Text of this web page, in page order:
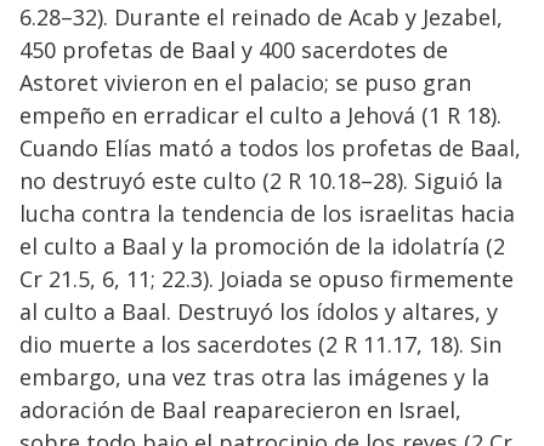
6.28–32). Durante el reinado de Acab y Jezabel,
450 profetas de Baal y 400 sacerdotes de
Astoret vivieron en el palacio; se puso gran
empeño en erradicar el culto a Jehová (1 R 18).
Cuando Elías mató a todos los profetas de Baal,
no destruyó este culto (2 R 10.18–28). Siguió la
lucha contra la tendencia de los israelitas hacia
el culto a Baal y la promoción de la idolatría (2
Cr 21.5, 6, 11; 22.3). Joiada se opuso firmemente
al culto a Baal. Destruyó los ídolos y altares, y
dio muerte a los sacerdotes (2 R 11.17, 18). Sin
embargo, una vez tras otra las imágenes y la
adoración de Baal reaparecieron en Israel,